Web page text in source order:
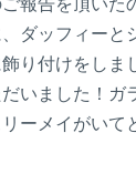
ダッフィーと
り付けをしま
いました！ガ
ーメイがいて